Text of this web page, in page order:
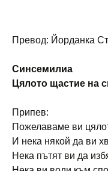
Превод: Йорданка
Синсемилиа
Цялото щастие на
Припев:
Пожелаваме ви
И нека някой да ви
Нека пътят ви да